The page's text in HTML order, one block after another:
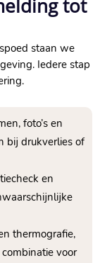
tot
staan we
Iedere stap
foto’s en
bij drukverlies of
en
thermografie,
voor